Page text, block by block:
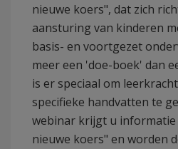
nieuwe koers", dat zich
aansturing van kinderen
basis- en voortgezet
meer een 'doe-boek' dan
is er speciaal om
specifieke handvatten te
webinar krijgt u informatie
nieuwe koers" en worden